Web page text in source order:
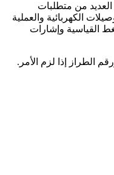
العديد من متطلبات
الكهربائية والعملية
القياسية وإشارات
الطراز إذا لزم الأمر.